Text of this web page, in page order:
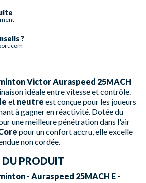
?
Victor Auraspeed 25MACH
idéale entre vitesse et contrôle.
et neutre est conçue pour les joueurs
à gagner en réactivité. Dotée du
une meilleure pénétration dans l'air
pour un confort accru, elle excelle
non cordée.
PRODUIT
- Auraspeed 25MACH E -